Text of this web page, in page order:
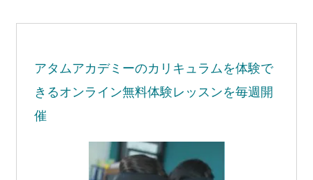
アタムアカデミーのカリキュラムを体験で
きるオンライン無料体験レッスンを毎週開
催